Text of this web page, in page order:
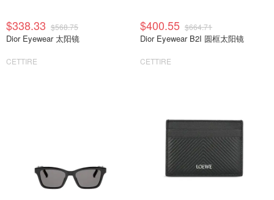
$338.33 $568.75
Dior Eyewear 太阳镜
CETTIRE
$400.55 $664.71
Dior Eyewear B2I 圆框太阳镜
CETTIRE